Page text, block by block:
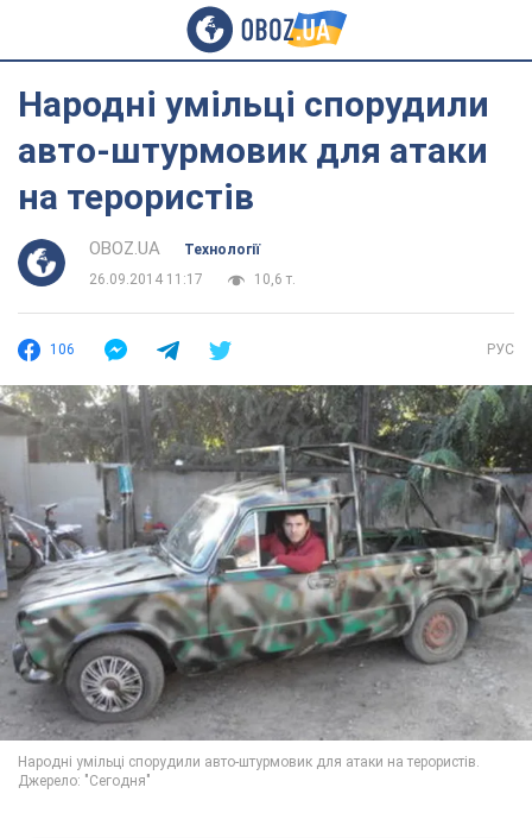
Народні умільці спорудили
авто-штурмовик для атаки
на терористів
OBOZ.UA
Технології
26.09.2014 11:17
10,6 т.
106 РУС